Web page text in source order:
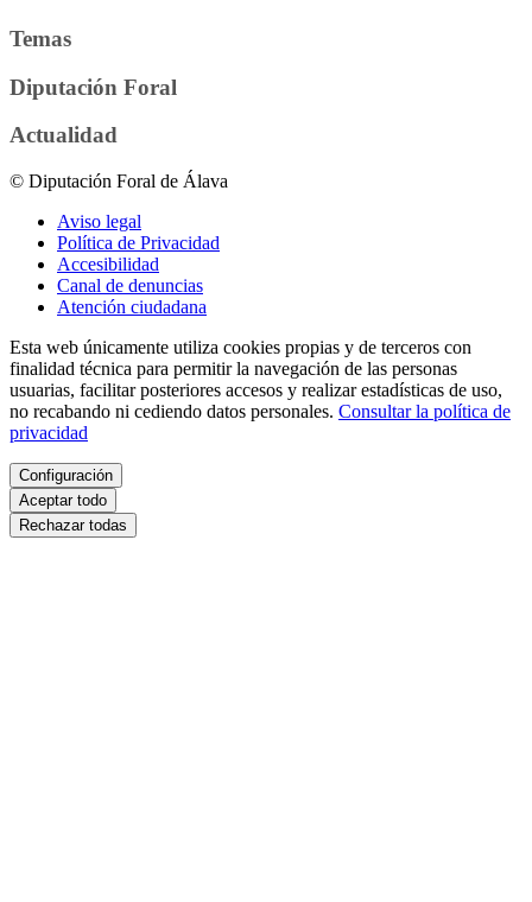
Temas
Diputación Foral
Actualidad
© Diputación Foral de Álava
Aviso legal
Política de Privacidad
Accesibilidad
Canal de denuncias
Atención ciudadana
Esta web únicamente utiliza cookies propias y de terceros con
finalidad técnica para permitir la navegación de las personas
usuarias, facilitar posteriores accesos y realizar estadísticas de uso,
no recabando ni cediendo datos personales. Consultar la política de
privacidad
Configuración
Aceptar todo
Rechazar todas